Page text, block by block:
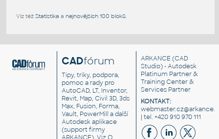
Viz též Statistika a nejnovějších 100 bloků.
CADfórum
Tipy, triky, podpora,
pomoc a rady pro
AutoCAD, LT, Inventor,
Revit, Map, Civil 3D, 3ds
Max, Fusion, Forma,
Vault, PowerMill a další
Autodesk aplikace
(support firmy
ARKANCE). VizO
ARKANCE (CAD
Studio) - Autodesk
Platinum Partner &
Training Center &
Services Partner
KONTAKT:
| tel. +420 910 970 111